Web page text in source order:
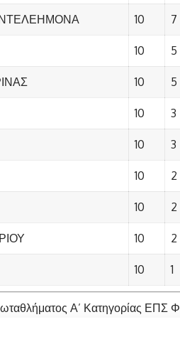
10 7
10 5
10 5
10 3
10 3
10 2
10 2
10 2
10 1
Α’ Κατηγορίας ΕΠΣ